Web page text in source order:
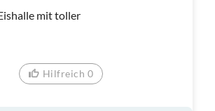
mit toller
Hilfreich 0